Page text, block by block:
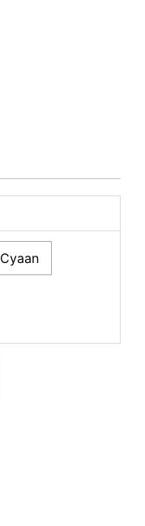
Cyaan